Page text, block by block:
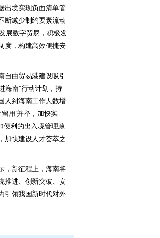
出境实现负面清单管
断减少制约要素流动
展数字贸易，积极发
度，构建高效便捷安
由贸易港建设吸引
海南”行动计划，持
人到海南工作人数增
用’并举，加快实
便利的出入境管理政
加快建设人才荟萃之
新征程上，海南将
推进、创新突破、安
引领我国新时代对外